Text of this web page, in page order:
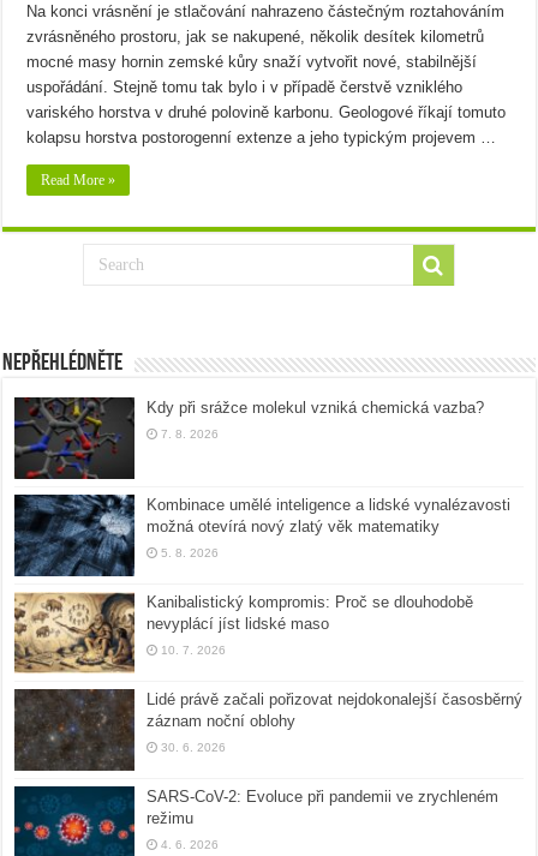
Na konci vrásnění je stlačování nahrazeno částečným roztahováním
zvrásněného prostoru, jak se nakupené, několik desítek kilometrů
mocné masy hornin zemské kůry snaží vytvořit nové, stabilnější
uspořádání. Stejně tomu tak bylo i v případě čerstvě vzniklého
variského horstva v druhé polovině karbonu. Geologové říkají tomuto
kolapsu horstva postorogenní extenze a jeho typickým projevem …
Read More »
Nepřehlédněte
Kdy při srážce molekul vzniká chemická vazba?
7. 8. 2026
Kombinace umělé inteligence a lidské vynalézavosti
možná otevírá nový zlatý věk matematiky
5. 8. 2026
Kanibalistický kompromis: Proč se dlouhodobě
nevyplácí jíst lidské maso
10. 7. 2026
Lidé právě začali pořizovat nejdokonalejší časosběrný
záznam noční oblohy
30. 6. 2026
SARS-CoV-2: Evoluce při pandemii ve zrychleném
režimu
4. 6. 2026